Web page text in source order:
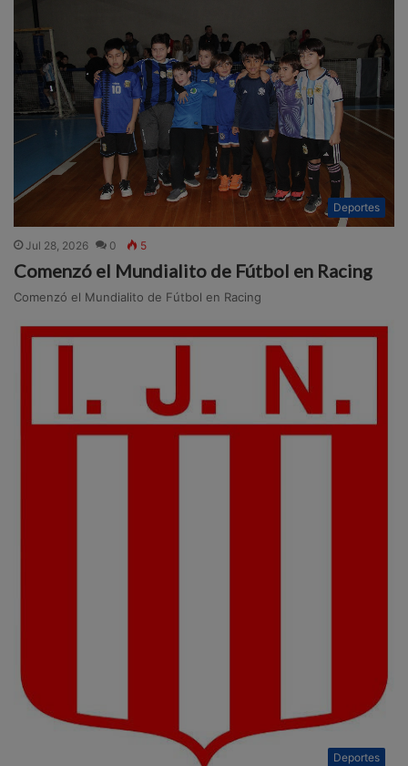
Deportes
Jul 28, 2026 0 5
Comenzó el Mundialito de Fútbol en Racing
Comenzó el Mundialito de Fútbol en Racing
Deportes